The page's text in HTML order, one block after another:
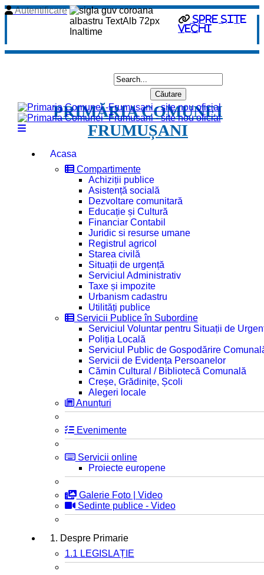
spre site
vechi
Autentificare
PRIMĂRIA COMUNEI
FRUMUȘANI
Acasa
Compartimente
Achiziții publice
Asistență socială
Dezvoltare comunitară
Educație și Cultură
Financiar Contabil
Juridic si resurse umane
Registrul agricol
Starea civilă
Situații de urgență
Serviciul Administrativ
Taxe și impozite
Urbanism cadastru
Utilități publice
Servicii Publice în Subordine
Serviciul Voluntar pentru Situații de
Poliția Locală
Serviciul Public de Gospodărire
Servicii de Evidența Persoanelor
Cămin Cultural / Bibliotecă Comunală
Creșe, Grădinițe, Școli
Alegeri locale
Anunțuri
Evenimente
Servicii online
Proiecte europene
Galerie Foto | Video
Sedinte publice - Video
1. Despre Primarie
1.1 LEGISLAȚIE